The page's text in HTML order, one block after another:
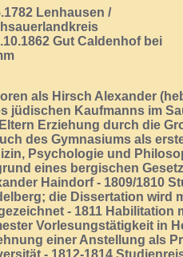
Lenhausen /
Gut Caldenhof bei
als Hirsch Alexander
jüdischen Kaufmanns im
Erziehung durch die
des Gymnasiums als
Psychologie und
eines bergischen
Haindorf - 1809/1810
die Dissertation wird
- 1811 Habilitation
Vorlesungstätigkeit in
einer Anstellung als
- 1812-1814